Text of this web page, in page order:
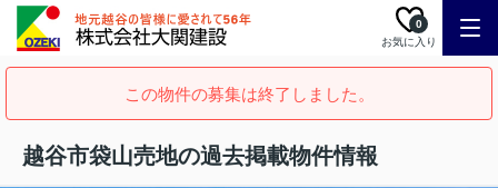
お気に入り
0
この物件の募集は終了しました。
越谷市袋山売地の過去掲載物件情報